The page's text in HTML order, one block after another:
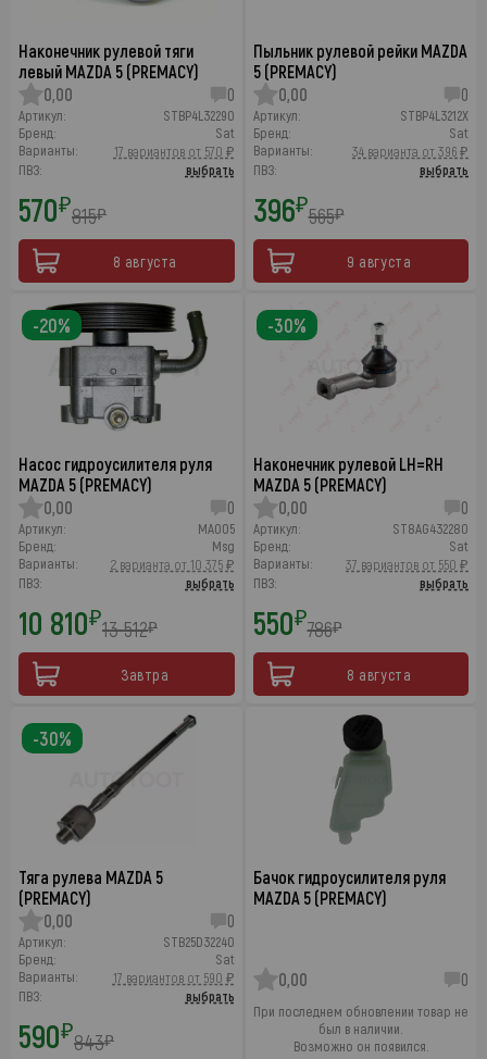
Наконечник рулевой тяги
левый MAZDA 5 (PREMACY)
0,00
0
Артикул:
STBP4L32290
Бренд:
Sat
Варианты:
17 вариантов от 570 ₽
ПВЗ:
выбрать
570₽815₽
8 августа
Пыльник рулевой рейки MAZDA
5 (PREMACY)
0,00
0
Артикул:
STBP4L3212X
Бренд:
Sat
Варианты:
34 варианта от 396 ₽
ПВЗ:
выбрать
396₽565₽
9 августа
Насос гидроусилителя руля
MAZDA 5 (PREMACY)
0,00
0
Артикул:
MA005
Бренд:
Msg
Варианты:
2 варианта от 10 375 ₽
ПВЗ:
выбрать
10 810₽13 512₽
Завтра
-20%
Наконечник рулевой LH=RH
MAZDA 5 (PREMACY)
0,00
0
Артикул:
ST8AG432280
Бренд:
Sat
Варианты:
37 вариантов от 550 ₽
ПВЗ:
выбрать
550₽786₽
8 августа
-30%
Тяга рулева MAZDA 5
(PREMACY)
0,00
0
Артикул:
STB25D32240
Бренд:
Sat
Варианты:
17 вариантов от 590 ₽
ПВЗ:
выбрать
590₽843₽
-30%
Бачок гидроусилителя руля
MAZDA 5 (PREMACY)
0,00 0
При последнем обновлении товар не
был в наличии.
Возможно он появился.